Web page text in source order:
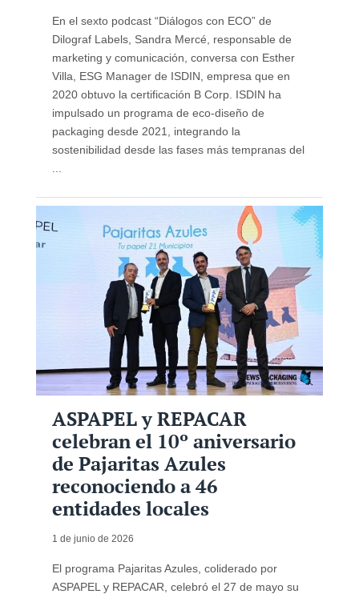
En el sexto podcast “Diálogos con ECO” de
Dilograf Labels, Sandra Mercé, responsable de
marketing y comunicación, conversa con Esther
Villa, ESG Manager de ISDIN, empresa que en
2020 obtuvo la certificación B Corp. ISDIN ha
impulsado un programa de eco-diseño de
packaging desde 2021, integrando la
sostenibilidad desde las fases más tempranas del
ASPAPEL y REPACAR
celebran el 10º aniversario
de Pajaritas Azules
reconociendo a 46
entidades locales
1 de junio de 2026
El programa Pajaritas Azules, coliderado por
ASPAPEL y REPACAR, celebró el 27 de mayo su